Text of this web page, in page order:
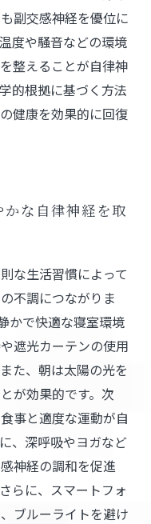
副交感神経を優位に
度や騒音などの環境
整えることが自律神
的根拠に基づく方法
健康を効果的に回復
な自律神経を取
な生活習慣によって
不調につながりま
かで快適な寝室環境
遮光カーテンの使用
た、朝は太陽の光を
が効果的です。次
事と適度な運動が自
、深呼吸やヨガなど
神経の調和を促進
らに、スマートフォ
ブルーライトを避け